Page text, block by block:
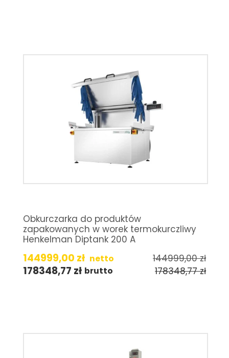
Obkurczarka do produktów
zapakowanych w worek termokurczliwy
Henkelman Diptank 200 A
144999,00 zł netto 144999,00zł
178348,77 zł brutto 178348,77zł